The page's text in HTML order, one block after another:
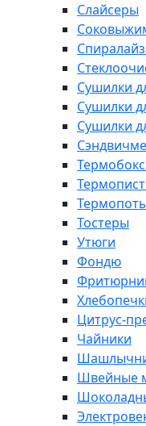
Слайсеры
Сушилки
Сушилки
Сушилки
Тостеры
Утюги
Фондю
Цитрус-
Чайники
Швейные